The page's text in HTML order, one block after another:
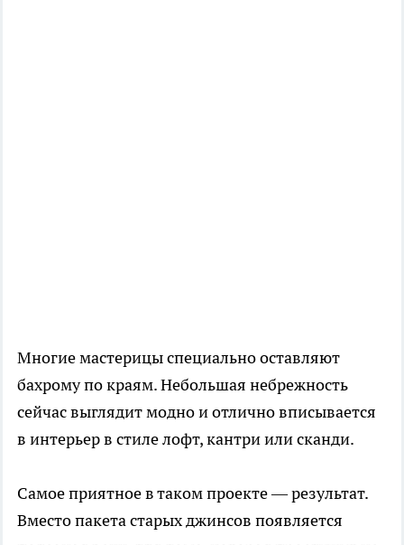
Многие мастерицы специально оставляют
бахрому по краям. Небольшая небрежность
сейчас выглядит модно и отлично вписывается
в интерьер в стиле лофт, кантри или сканди.
Самое приятное в таком проекте — результат.
Вместо пакета старых джинсов появляется